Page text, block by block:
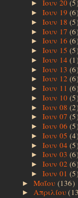
► Ιουν 20
► Ιουν 19
► Ιουν 18
► Ιουν 17
► Ιουν 16
► Ιουν 15
► Ιουν 14
► Ιουν 13
► Ιουν 12
► Ιουν 11
► Ιουν 10
► Ιουν 08
► Ιουν 07
► Ιουν 06
► Ιουν 05
► Ιουν 04
► Ιουν 03
► Ιουν 02
► Ιουν 01
► Μαΐου (136)
► Απριλίου